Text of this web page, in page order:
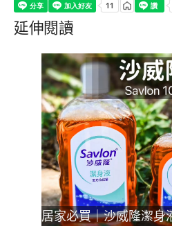
延伸閱讀
居家必買｜沙威隆潔身